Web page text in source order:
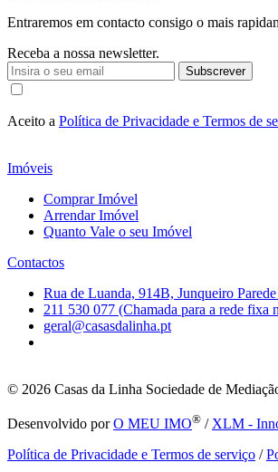
Entraremos em contacto consigo o mais
Receba a nossa newsletter.
Subscrever
Aceito a Política de Privacidade e Termos de
Imóveis
Comprar Imóvel
Arrendar Imóvel
Quanto Vale o seu Imóvel
Contactos
Rua de Luanda, 914B, Junqueiro Parede
211 530 077 (Chamada para a rede fixa
geral@casasdalinha.pt
© 2026 Casas da Linha Sociedade de
Desenvolvido porO MEU IMO® / XLM -
Política de Privacidade e Termos de serviço /